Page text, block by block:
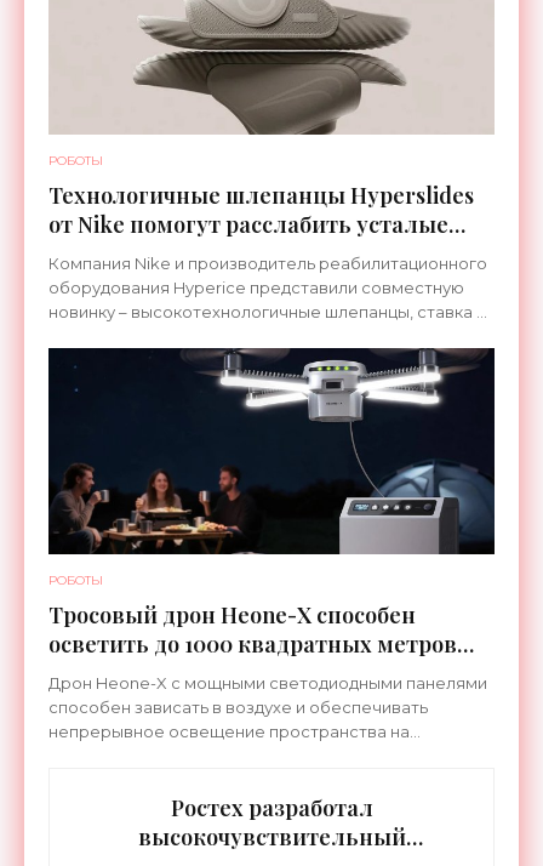
РОБОТЫ
Технологичные шлепанцы Hyperslides
от Nike помогут расслабить усталые
ноги после тренировки - «Гаджеты»
Компания Nike и производитель реабилитационного
оборудования Hyperice представили совместную
новинку – высокотехнологичные шлепанцы, ставка в
РОБОТЫ
Тросовый дрон Heone-X способен
осветить до 1000 квадратных метров
земли - «Беспилотники»
Дрон Heone-X с мощными светодиодными панелями
способен зависать в воздухе и обеспечивать
непрерывное освещение пространства на
Ростех разработал
высокочувствительный